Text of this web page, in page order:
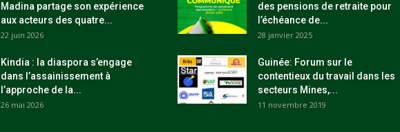
Madina partage son expérience
aux acteurs des quatre...
22 juin 2026
Kindia : la diaspora s’engage
dans l’assainissement à
l’approche de la...
26 mai 2026
des pensions de retraite pour
l’échéance de...
28 janvier 2025
Guinée: Forum sur le
contentieux du travail dans les
secteurs Mines,...
11 novembre 2019